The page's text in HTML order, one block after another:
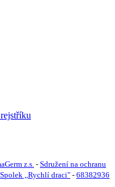
z.s. - Sdružení na ochranu
Spolek ,,Rychlí draci" - 68382936